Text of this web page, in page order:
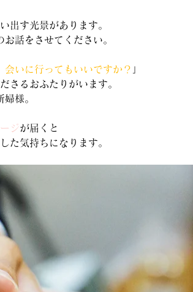
出す光景があります。
お話をさせてください。
いに行ってもいいですか？ 」
さるおふたりがいます。
様。
ジが届くと
た気持ちになります。